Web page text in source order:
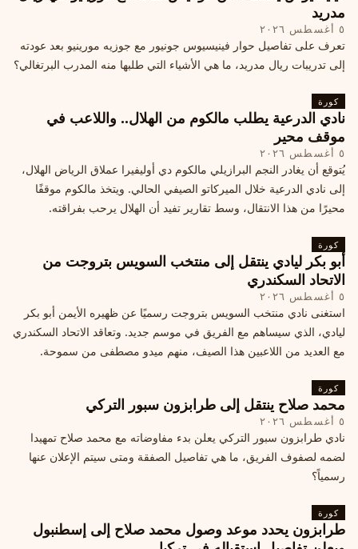
مدريد
٥ أغسطس ٢٠٢٦
تعرف على تفاصيل حوار فينيسيوس جونيور مع جوزيه مورينيو بعد عودته
إلى تدريبات ريال مدريد، ما هي الأشياء التي طلبها منه المدرب البرتغالي؟
كورة
نادي الدرعية يطلب مالكوم من الهلال.. واللاعب في
موقف محير
٥ أغسطس ٢٠٢٦
يُتوقع أن يغادر النجم البرازيلي مالكوم دي أوليفيرا عملاق الرياض الهلال،
إلى نادي الدرعية خلال الميركاتو الصيفي الحالي. ويتخذ مالكوم موقفًا
محيرًا من هذا الانتقال، وسط تقارير تفيد أن الهلال يرحب بفراقته.
كورة
أبو بكر ليادي ينتقل إلى منتخب السويس بتروجت من
الاتحاد السكندري
٥ أغسطس ٢٠٢٦
استغنى نادي منتخب السويس بتروجت رسميًا عن ظهيره الأيمن أبو بكر
ليادي، الذي سيساهم مع الفريق في موسم جديد. وتعاقد الاتحاد السكندري
مع العديد من اللاعبين هذا الصيف، منهم ميدو مصطفى من سموحة.
كورة
محمد صلاح ينتقل إلى طرابزون سبور التركي
٥ أغسطس ٢٠٢٦
نادي طرابزون سبور التركي يعلن بدء مفاوضاته مع محمد صلاح تمهيدا
لضمه لصفوف الفريق، ما هي تفاصيل الصفقة ومتى سيتم الإعلان عنها
رسمياً؟
كورة
طرابزون يحدد موعد وصول محمد صلاح إلى إسطنبول